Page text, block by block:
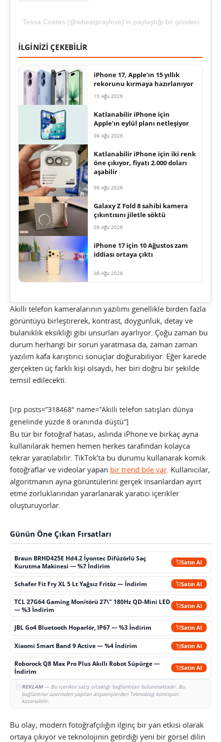
Tessa Coates (@wheatpraylove)'in paylaştığı bir gönderi
İLGİNİZİ ÇEKEBİLİR
iPhone 17, Apple’ın 15 yıllık
rekorunu kırmaya hazırlanıyor
10 Ağu 2026
Katlanabilir iPhone için
Apple’ın eylül planı netleşiyor
09 Ağu 2026
Katlanabilir iPhone için iki renk
öne çıkıyor, fiyatı 2.000 doları
aşabilir
09 Ağu 2026
Galaxy Z Fold 8 sahibi kamera
çıkıntısını jiletle söktü
09 Ağu 2026
iPhone 17 için 10 Ağustos zam
iddiası ortaya çıktı
08 Ağu 2026
Akıllı telefon kameralarının yazılımı genellikle birden fazla
görüntüyü birleştirerek, kontrast, doygunluk, detay ve
bulanıklık eksikliği gibi unsurları ayarlıyor. Çoğu zaman bu
durum herhangi bir sorun yaratmasa da, zaman zaman
yazılım kafa karıştırıcı sonuçlar doğurabiliyor. Eğer karede
gerçekten üç farklı kişi olsaydı, her biri doğru bir şekilde
temsil edilecekti.
[irp posts=”318468″ name=”Akıllı telefon satışları dünya
genelinde yüzde 8 oranında düştü”]
Bu tür bir fotoğraf hatası, aslında iPhone ve birkaç ayna
kullanılarak hemen hemen herkes tarafından kolayca
tekrar yaratılabilir. TikTok’ta bu durumu kullanarak komik
fotoğraflar ve videolar yapan bir trend bile var. Kullanıcılar,
algoritmanın ayna görüntülerini gerçek insanlardan ayırt
etme zorluklarından yararlanarak yaratıcı içerikler
oluşturuyorlar.
Günün Öne Çıkan Fırsatları
Braun BRHD425E Hd4.2 İyontec Difüzörlü Saç
Kurutma Makinesi — %7 İndirim
Satın Al
Schafer Fit Fry XL 5 Lt Yağsız Fritöz — İndirim Satın Al
TCL 27G64 Gaming Monitörü 27\" 180Hz QD-Mini LED
— %3 İndirim
Satın Al
JBL Go4 Bluetooth Hoparlör, IP67 — %3 İndirim Satın Al
Xiaomi Smart Band 9 Active — %4 İndirim Satın Al
Roborock Q8 Max Pro Plus Akıllı Robot Süpürge —
İndirim
Satın Al
REKLAM— Bu içerikte satış ortaklığı bağlantıları bulunmaktadır. Bu
bağlantılar üzerinden yapılan alışverişlerden Teknoblog komisyon
kazanabilir.
Bu olay, modern fotoğrafçılığın ilginç bir yan etkisi olarak
ortaya çıkıyor ve teknolojinin getirdiği yeni bir görsel dilin